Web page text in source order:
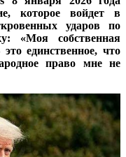
которое войдет в
ударов по
«Моя собственная
единственное, что
право мне не